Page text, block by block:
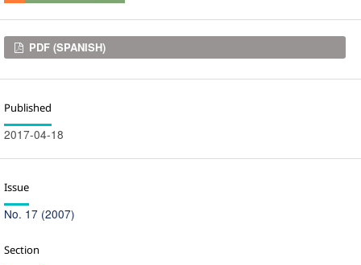
Downloads
PDF (SPANISH)
Published
2017-04-18
Issue
No. 17 (2007)
Section